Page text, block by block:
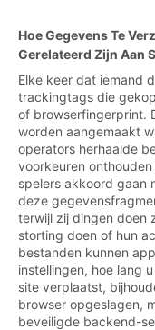
Hoe Gegevens Te
Gerelateerd Zijn Aan
Elke keer dat iemand
trackingtags die
of browserfingerprint.
worden aangemaakt
operators herhaalde
voorkeuren
spelers akkoord gaan
deze
terwijl zij dingen doen
storting doen of hun
bestanden kunnen
instellingen, hoe lang
site verplaatst,
browser opgeslagen,
beveiligde backend-